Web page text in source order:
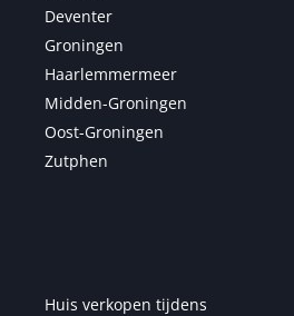
Deventer
Groningen
Haarlemmermeer
Midden-Groningen
Oost-Groningen
Zutphen
Huis verkopen tijdens